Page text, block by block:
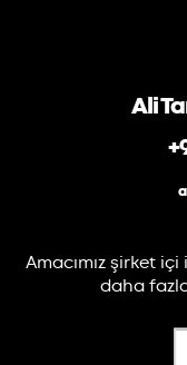
Ali
Amacımız şirket
daha